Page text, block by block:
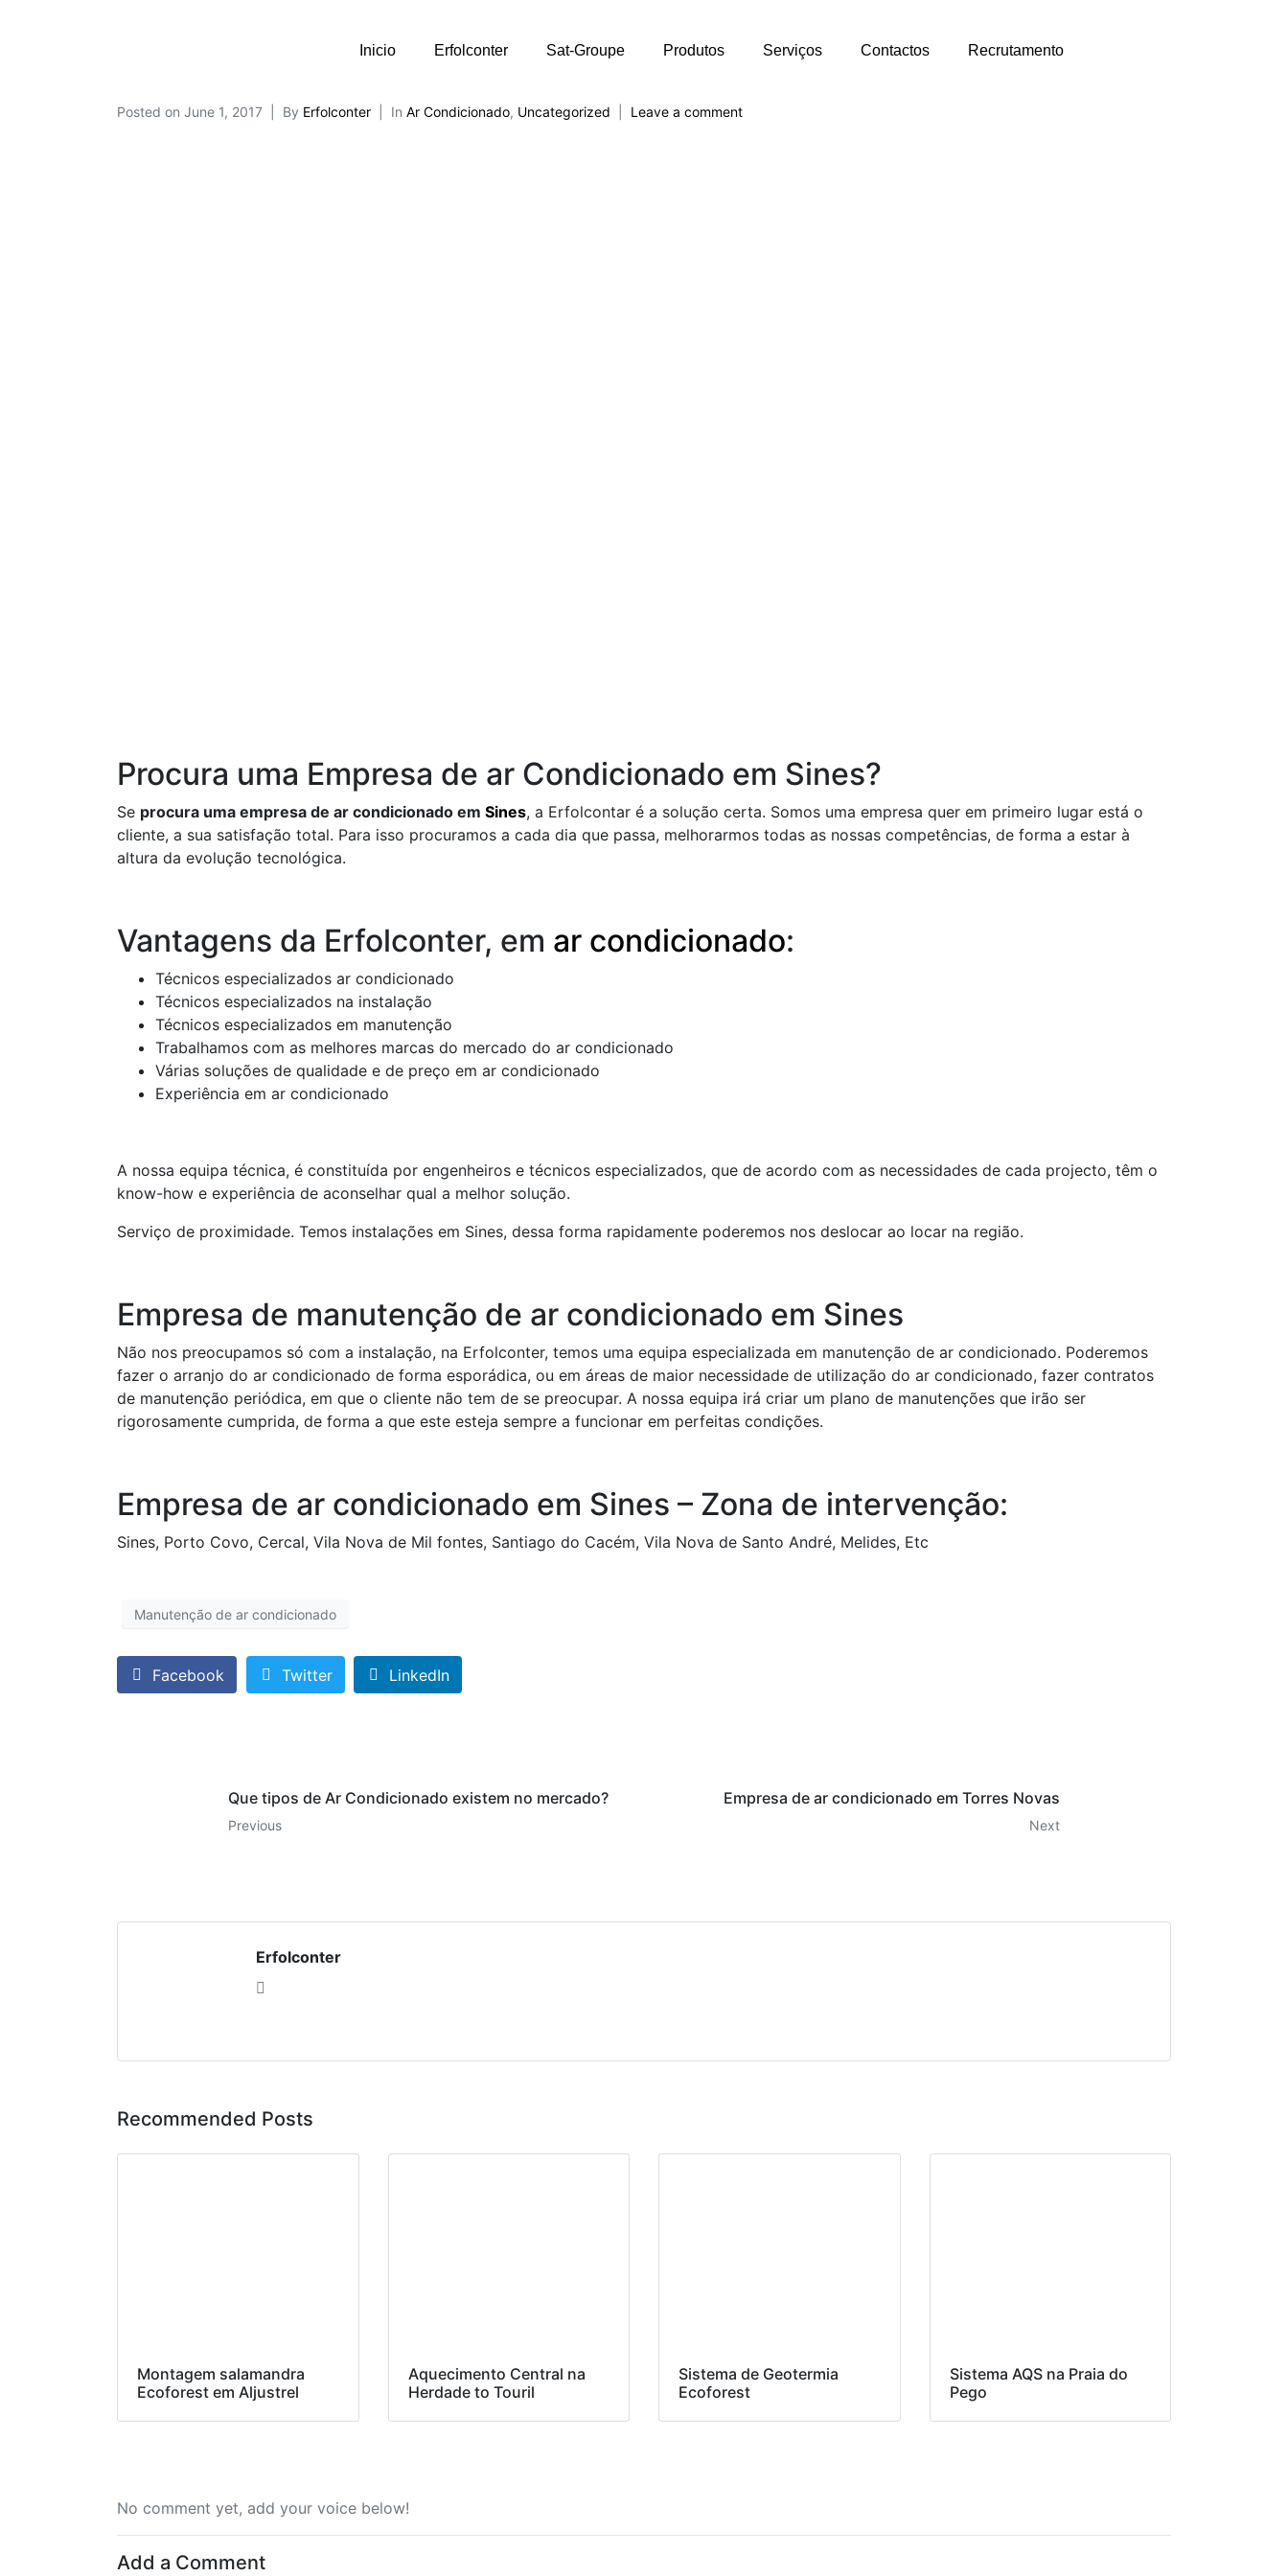
Inicio Erfolconter Sat-Groupe Produtos Serviços Contactos Recrutamento
Posted on June 1, 2017 By Erfolconter In Ar Condicionado, Uncategorized Leave a comment
Procura uma Empresa de ar Condicionado em Sines?
Se procura uma empresa de ar condicionado em Sines, a Erfolcontar é a solução certa. Somos uma empresa quer em primeiro lugar está o
cliente, a sua satisfação total. Para isso procuramos a cada dia que passa, melhorarmos todas as nossas competências, de forma a estar à
altura da evolução tecnológica.
Vantagens da Erfolconter, em ar condicionado:
Técnicos especializados ar condicionado
Técnicos especializados na instalação
Técnicos especializados em manutenção
Trabalhamos com as melhores marcas do mercado do ar condicionado
Várias soluções de qualidade e de preço em ar condicionado
Experiência em ar condicionado
A nossa equipa técnica, é constituída por engenheiros e técnicos especializados, que de acordo com as necessidades de cada projecto, têm o
know-how e experiência de aconselhar qual a melhor solução.
Serviço de proximidade. Temos instalações em Sines, dessa forma rapidamente poderemos nos deslocar ao locar na região.
Empresa de manutenção de ar condicionado em Sines
Não nos preocupamos só com a instalação, na Erfolconter, temos uma equipa especializada em manutenção de ar condicionado. Poderemos
fazer o arranjo do ar condicionado de forma esporádica, ou em áreas de maior necessidade de utilização do ar condicionado, fazer contratos
de manutenção periódica, em que o cliente não tem de se preocupar. A nossa equipa irá criar um plano de manutenções que irão ser
rigorosamente cumprida, de forma a que este esteja sempre a funcionar em perfeitas condições.
Empresa de ar condicionado em Sines – Zona de intervenção:
Sines, Porto Covo, Cercal, Vila Nova de Mil fontes, Santiago do Cacém, Vila Nova de Santo André, Melides, Etc
Manutenção de ar condicionado
Facebook Twitter LinkedIn
Que tipos de Ar Condicionado existem no mercado?
Previous
Empresa de ar condicionado em Torres Novas
Next
Erfolconter
Recommended Posts
Montagem salamandra
Ecoforest em Aljustrel
Aquecimento Central na
Herdade to Touril
Sistema de Geotermia
Ecoforest
Sistema AQS na Praia do
Pego
No comment yet, add your voice below!
Add a Comment